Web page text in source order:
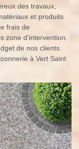
des travaux,
et produits
frais de
zone d'intervention.
de nos clients.
à Vert Saint